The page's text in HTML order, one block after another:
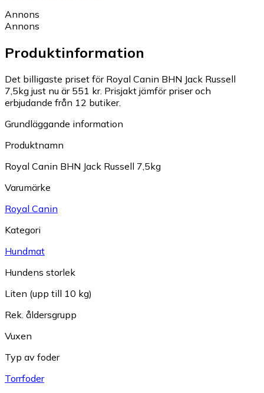
Annons
Annons
Produktinformation
Det billigaste priset för Royal Canin BHN Jack Russell
7,5kg just nu är 551 kr. Prisjakt jämför priser och
erbjudande från 12 butiker.
Grundläggande information
Produktnamn
Royal Canin BHN Jack Russell 7,5kg
Varumärke
Royal Canin
Kategori
Hundmat
Hundens storlek
Liten (upp till 10 kg)
Rek. åldersgrupp
Vuxen
Typ av foder
Torrfoder